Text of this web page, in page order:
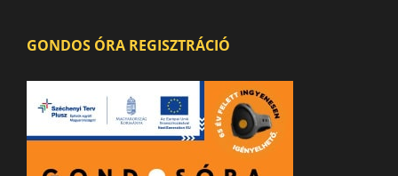
GONDOS ÓRA REGISZTRÁCIÓ